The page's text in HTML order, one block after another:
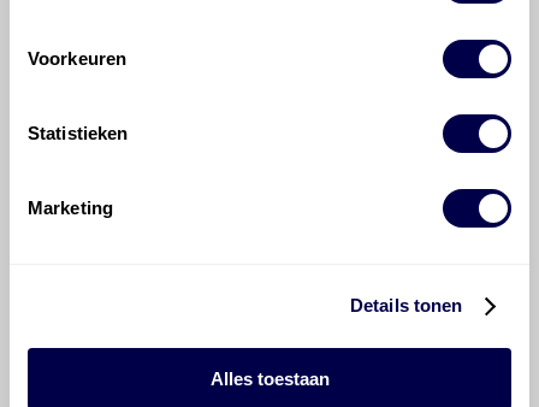
Voorkeuren
Statistieken
Marketing
Details tonen
Alles toestaan
Hoeveel motorolie gaat er in een